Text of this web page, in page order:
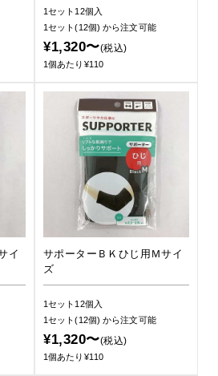
1セット12個入
1セット(12個)から注文可能
¥1,320〜(税込)
1個あたり¥110
イ
サポーターＢＫひじ用Ｍサイ
ズ
1セット12個入
1セット(12個)から注文可能
¥1,320〜(税込)
1個あたり¥110